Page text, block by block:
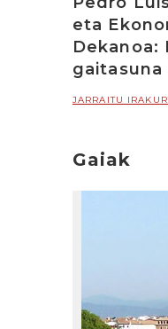
eta
JARRAITU
Gaiak